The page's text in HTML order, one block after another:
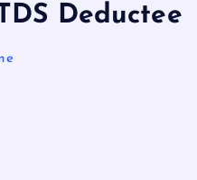
Deductee